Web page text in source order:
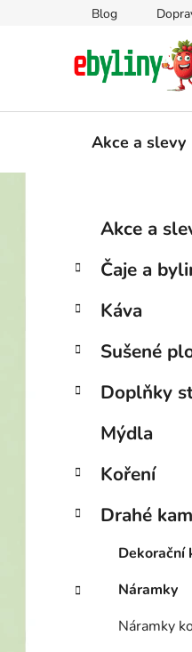
Blog
Akce a slevy
s
r
n
n
í
n
l
Přeskočit
kategorie
e
o
i
Akce a
Čaje a
Káva
Sušené
Doplňky
Mýdla
Koření
Drahé
Dekorační
Náramky
Náramky